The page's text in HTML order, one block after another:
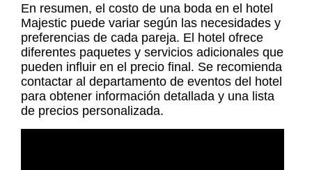
En resumen, el costo de una boda en el hotel
Majestic puede variar según las necesidades y
preferencias de cada pareja. El hotel ofrece
diferentes paquetes y servicios adicionales que
pueden influir en el precio final. Se recomienda
contactar al departamento de eventos del hotel
para obtener información detallada y una lista
de precios personalizada.